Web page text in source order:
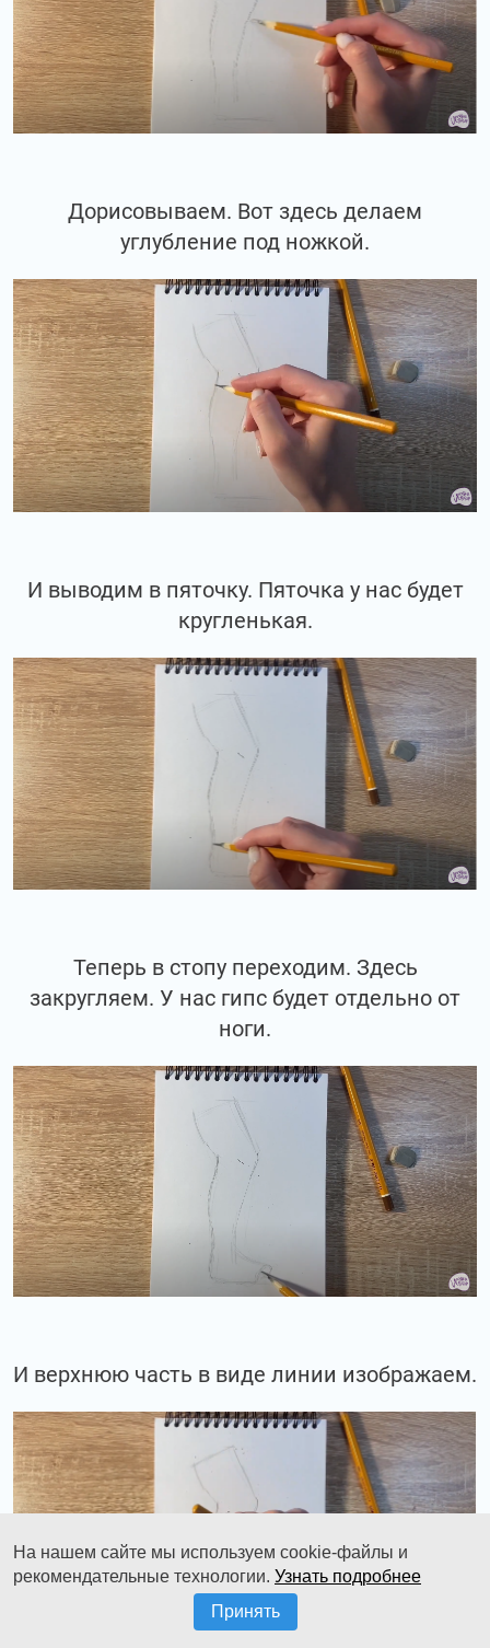
Дорисовываем. Вот здесь делаем
углубление под ножкой.
И выводим в пяточку. Пяточка у нас будет
кругленькая.
Теперь в стопу переходим. Здесь
закругляем. У нас гипс будет отдельно от
ноги.
И верхнюю часть в виде линии изображаем.
На нашем сайте мы используем cookie-файлы и
рекомендательные технологии. Узнать подробнее
Принять